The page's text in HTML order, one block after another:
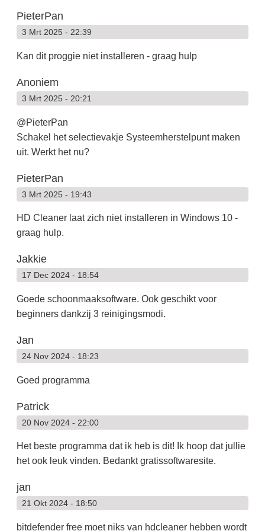
PieterPan
3 Mrt 2025 - 22:39
Kan dit proggie niet installeren - graag hulp
Anoniem
3 Mrt 2025 - 20:21
@PieterPan
Schakel het selectievakje Systeemherstelpunt maken
uit. Werkt het nu?
PieterPan
3 Mrt 2025 - 19:43
HD Cleaner laat zich niet installeren in Windows 10 -
graag hulp.
Jakkie
17 Dec 2024 - 18:54
Goede schoonmaaksoftware. Ook geschikt voor
beginners dankzij 3 reinigingsmodi.
Jan
24 Nov 2024 - 18:23
Goed programma
Patrick
20 Nov 2024 - 22:00
Het beste programma dat ik heb is dit! Ik hoop dat jullie
het ook leuk vinden. Bedankt gratissoftwaresite.
jan
21 Okt 2024 - 18:50
bitdefender free moet niks van hdcleaner hebben wordt